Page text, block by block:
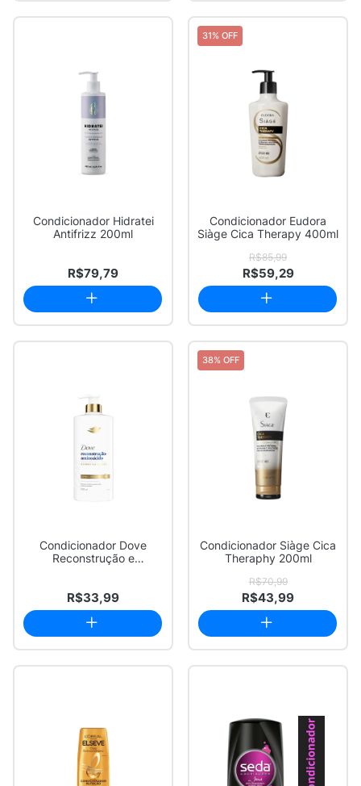
Condicionador Hidratei
Antifrizz 200ml
R$79,79
31% OFF
Condicionador Eudora
Siàge Cica Therapy 400ml
R$85,99
R$59,29
Condicionador Dove
Reconstrução e
R$33,99
38% OFF
Condicionador Siàge Cica
Theraphy 200ml
R$70,99
R$43,99